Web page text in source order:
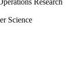
Research
Science